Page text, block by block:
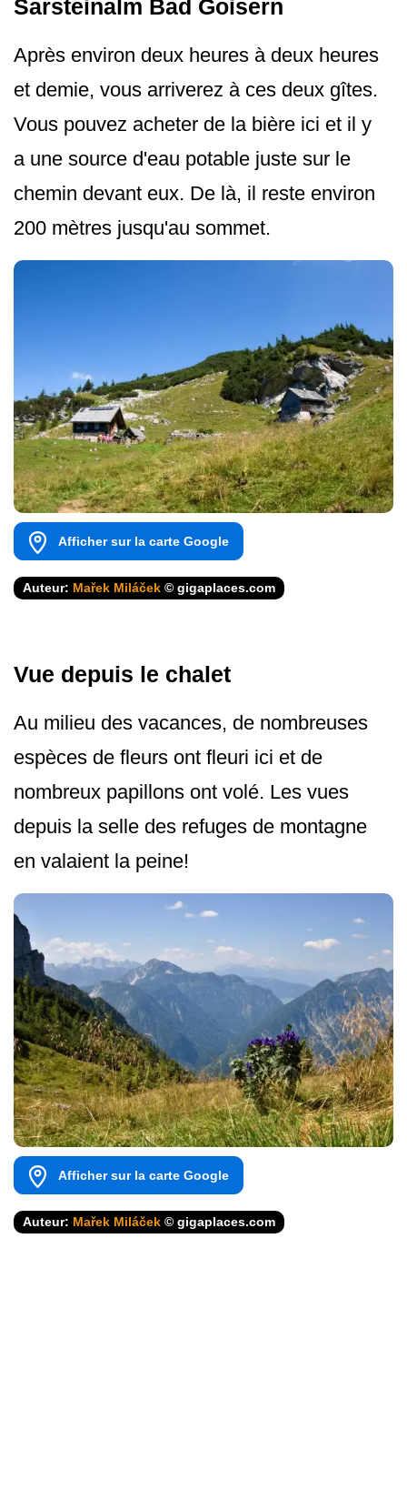
Sarsteinalm Bad Goisern
Après environ deux heures à deux heures
et demie, vous arriverez à ces deux gîtes.
Vous pouvez acheter de la bière ici et il y
a une source d'eau potable juste sur le
chemin devant eux. De là, il reste environ
200 mètres jusqu'au sommet.
Afficher sur la carte Google
Auteur: Mařek Miláček © gigaplaces.com
Vue depuis le chalet
Au milieu des vacances, de nombreuses
espèces de fleurs ont fleuri ici et de
nombreux papillons ont volé. Les vues
depuis la selle des refuges de montagne
en valaient la peine!
Afficher sur la carte Google
Auteur: Mařek Miláček © gigaplaces.com